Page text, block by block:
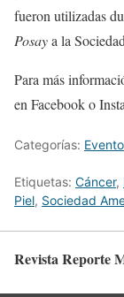
fueron utilizadas
Posaya la
Para más
en Facebook o
Categorías: Evento
Etiquetas: Cáncer,
Piel, Sociedad
Revista Reporte